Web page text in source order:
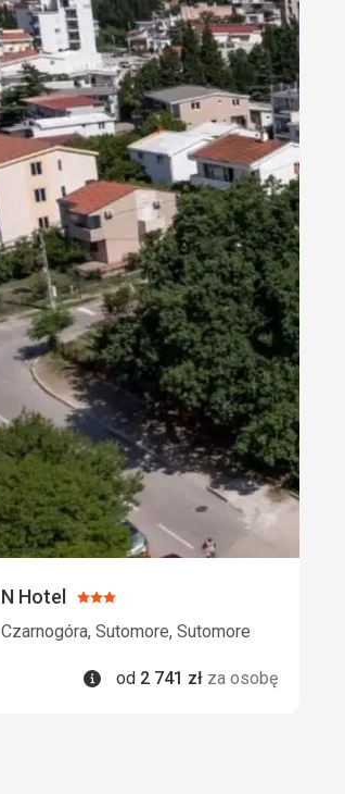
N Hotel
Ocena:
3/5
Czarnogóra, Sutomore, Sutomore
Informacje
od 2 741 zł za osobę